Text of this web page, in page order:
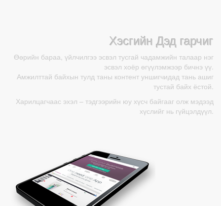
Хэсгийн Дэд гарчиг
Өөрийн бараа, үйлчилгээ эсвэл тусгай чадамжийн талаар нэг
эсвэл хоёр өгүүлэмжээр бичнэ үү.
Амжилттай байхын тулд таны контент уншигчидад тань ашиг
тустай байх ёстой.
Харилцагчаас эхэл – тэдгээрийн юу хүсч байгааг олж мэдээд
хүслийг нь гүйцэлдүүл.